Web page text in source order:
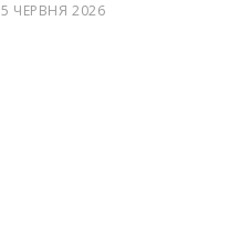
5 ЧЕРВНЯ 2026